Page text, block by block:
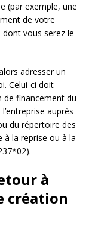
(par exemple, une
de votre
vous serez le
adresser un
Celui-ci doit
financement du
auprès
du répertoire des
à la reprise ou à la
à
création